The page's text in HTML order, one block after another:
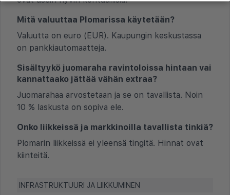
Mitä valuuttaa Plomarissa käytetään?
Valuutta on euro (EUR). Kaupungin keskustassa
on pankkiautomaatteja.
Sisältyykö juomaraha ravintoloissa hintaan vai
kannattaako jättää vähän extraa?
Juomarahaa arvostetaan ja se on tavallista. Noin
10 % laskusta on sopiva ele.
Onko liikkeissä ja markkinoilla tavallista tinkiä?
Plomarin liikkeissä ei yleensä tingitä. Hinnat ovat
kiinteitä.
INFRASTRUKTUURI JA LIIKKUMINEN